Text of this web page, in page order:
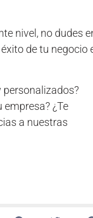
nivel, no dudes
de tu negocio
¿Te
a nuestras